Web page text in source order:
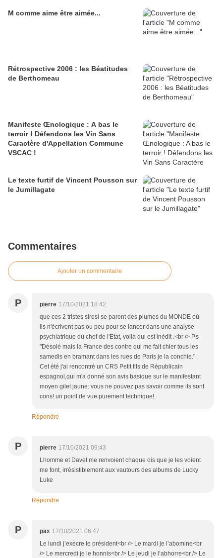
M comme aime être aimée...
Rétrospective 2006 : les Béatitudes
de Berthomeau
Manifeste Œnologique : A bas le
terroir ! Défendons les Vin Sans
Caractère d'Appellation Commune
VSCAC !
Le texte furtif de Vincent Pousson sur
le Jumillagate
Commentaires
Ajouter un commentaire
P pierre 17/10/2021 18:42
que ces 2 tristes siresi se parent des plumes du MONDE où
ils n'écrivent pas ou peu pour se lancer dans une analyse
psychiatrique du chef de l'Etat, voilà qui est inédit .<br /> P.s
"Désolé mais la France des contre qui me fait chier tous les
samedis en bramant dans les rues de Paris je la conchie.".
Cet été j'ai rencontré un CRS Petit fils de Républicain
espagnol,qui m'a donné son avis basique sur le manifestant
moyen gilet jaune: vous ne pouvez pas savoir comme ils sont
cons! un point de vue purement technique!.
Répondre
P pierre 17/10/2021 09:43
Lhomme et Davet me renvoient chaque ois que je les voient
me font, irrésistiblement aux vautours des albums de Lucky
Luke
Répondre
P pax 17/10/2021 06:47
Le lundi j’exècre le président<br /> Le mardi je l’abomine<br
/> Le mercredi je le honnis<br /> Le jeudi je l’abhorre<br /> Le